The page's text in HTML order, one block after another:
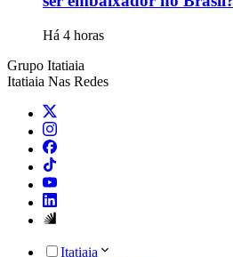
Há 4 horas
Grupo Itatiaia
Itatiaia Nas Redes
Itatiaia